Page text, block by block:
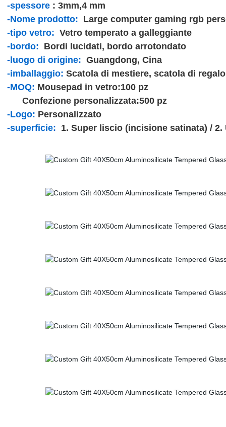
-spessore : 3mm,4 mm
-Nome prodotto: Large computer gaming rgb
-tipo vetro: Vetro temperato a galleggiante
-bordo: Bordi lucidati, bordo arrotondato
-luogo di origine: Guangdong, Cina
-imballaggio: Scatola di mestiere, scatola di
-MOQ: Mousepad in vetro:100 pz
Confezione personalizzata:500 pz
-Logo: Personalizzato
-superficie: 1. Super liscio (incisione satinata) / 2.